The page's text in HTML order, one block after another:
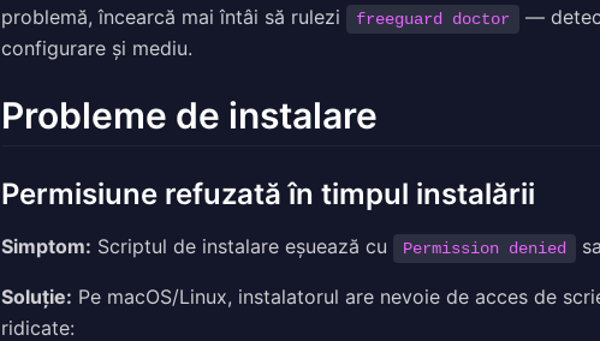
problemă, încearcă mai întâi să rulezi
freeguard doctor
—
configurare și mediu.
Probleme de instalare
Permisiune refuzată în timpul instalării
Simptom: Scriptul de instalare eșuează cu Permission denied
Soluție: Pe macOS/Linux, instalatorul are nevoie de acces de
ridicate: